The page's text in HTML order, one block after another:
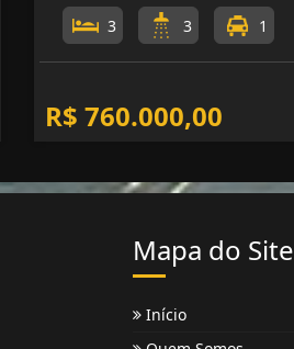
3 3 1
R$ 760.000,00
Mapa do Site
Início